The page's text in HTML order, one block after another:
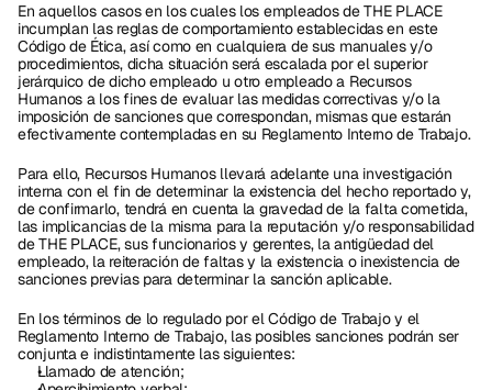
En aquellos casos en los cuales los empleados de THE PLACE
incumplan las reglas de comportamiento establecidas en este
Código de Ética, así como en cualquiera de sus manuales y/o
procedimientos, dicha situación será escalada por el superior
jerárquico de dicho empleado u otro empleado a Recursos
Humanos a los fines de evaluar las medidas correctivas y/o la
imposición de sanciones que correspondan, mismas que estarán
efectivamente contempladas en su Reglamento Interno de Trabajo.
Para ello, Recursos Humanos llevará adelante una investigación
interna con el fin de determinar la existencia del hecho reportado y,
de confirmarlo, tendrá en cuenta la gravedad de la falta cometida,
las implicancias de la misma para la reputación y/o responsabilidad
de THE PLACE, sus funcionarios y gerentes, la antigüedad del
empleado, la reiteración de faltas y la existencia o inexistencia de
sanciones previas para determinar la sanción aplicable.
En los términos de lo regulado por el Código de Trabajo y el
Reglamento Interno de Trabajo, las posibles sanciones podrán ser
conjunta e indistintamente las siguientes:
Llamado de atención;